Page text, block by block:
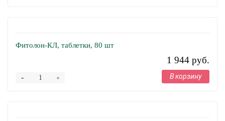
Фитолон-КЛ, таблетки, 80 шт
1 944 руб.
+
- В корзину